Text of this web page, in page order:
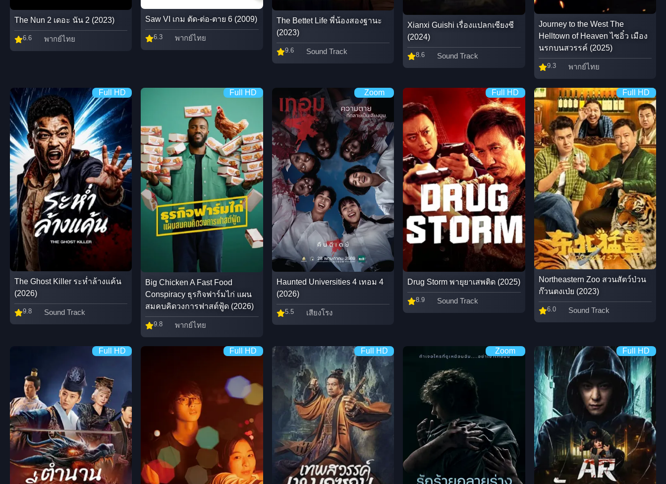
The Nun 2 เดอะ นัน 2 (2023)
6.6 พากย์ไทย
Saw VI เกม ตัด-ต่อ-ตาย 6 (2009)
6.3 พากย์ไทย
The Bettet Life พี่น้องสองฐานะ
(2023)
9.6 Sound Track
Xianxi Guishi เรื่องแปลกเซียงซี
(2024)
8.6 Sound Track
Journey to the West The
Helltown of Heaven ไซอิ๋ว เมือง
นรกบนสวรรค์ (2025)
9.3 พากย์ไทย
Full HD
The Ghost Killer ระห่ำล้างแค้น
(2026)
9.8 Sound Track
Full HD
Big Chicken A Fast Food
Conspiracy ธุรกิจฟาร์มไก่ แผน
สมคบคิดวงการฟาสต์ฟู้ด (2026)
9.8 พากย์ไทย
Zoom
Haunted Universities 4 เทอม 4
(2026)
5.5 เสียงโรง
Full HD
Drug Storm พายุยาเสพติด (2025)
8.9 Sound Track
Full HD
Northeastern Zoo สวนสัตว์ป่วน
ก๊วนตงเป่ย (2023)
6.0 Sound Track
Full HD Full HD Full HD Zoom Full HD